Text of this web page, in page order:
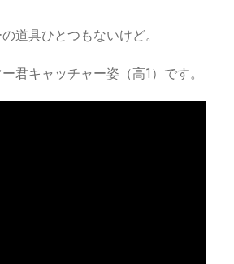
道具ひとつもないけど。
君キャッチャー姿（高1）です。